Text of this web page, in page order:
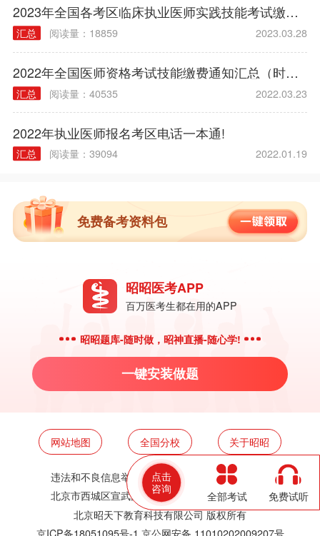
2023年全国各考区临床执业医师实践技能考试缴费时间|方式|入口|流程汇总
汇总 阅读量：18859 2023.03.28
2022年全国医师资格考试技能缴费通知汇总（时间/方式/标准）
汇总 阅读量：40535 2022.03.23
2022年执业医师报名考区电话一本通!
汇总 阅读量：39094 2022.01.19
免费备考资料包
昭昭医考APP
百万医考生都在用的APP
昭昭题库-随时做，昭神直播-随心学!
一键安装做题
网站地图 全国分校 关于昭昭
违法和不良信息举报邮箱：zzjy-fw@yikao88.com
北京市西城区宣武门东河沿街69号正弘大厦208室
北京昭天下教育科技有限公司 版权所有
点击
咨询
全部考试 免费试听